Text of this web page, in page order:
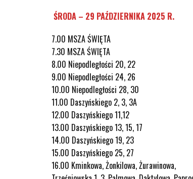
ŚRODA – 29 PAŹDZIERNIKA 2025 R.
7.00 MSZA ŚWIĘTA
7.30 MSZA ŚWIĘTA
8.00 Niepodległości 20, 22
9.00 Niepodległości 24, 26
10.00 Niepodległości 28, 30
11.00 Daszyńskiego 2, 3, 3A
12.00 Daszyńskiego 11,12
13.00 Daszyńskiego 13, 15, 17
14.00 Daszyńskiego 19, 23
15.00 Daszyńskiego 25, 27
16.00 Kminkowa, Żonkilowa, Żurawinowa,